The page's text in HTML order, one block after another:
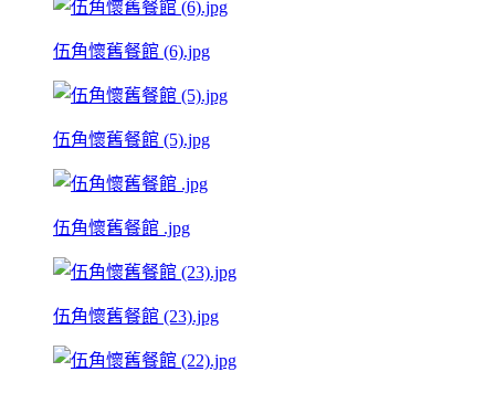
伍角懷舊餐館 (6).jpg
伍角懷舊餐館 (5).jpg
伍角懷舊餐館 .jpg
伍角懷舊餐館 (23).jpg